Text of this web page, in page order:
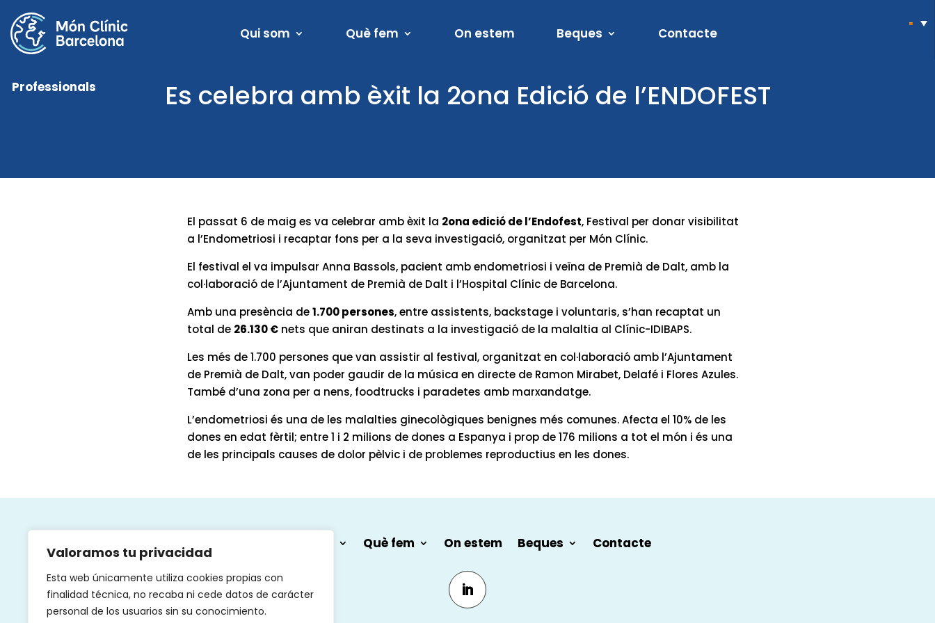
Valoramos tu privacidad
Esta web únicamente utiliza cookies propias con
finalidad técnica, no recaba ni cede datos de carácter
personal de los usuarios sin su conocimiento.
Qui som Què fem On estem Beques Contacte
Professionals Es celebra amb èxit la 2ona Edició de l’ENDOFEST
El passat 6 de maig es va celebrar amb èxit la 2ona edició de l’Endofest, Festival per donar visibilitat
a l’Endometriosi i recaptar fons per a la seva investigació, organitzat per Món Clínic.
El festival el va impulsar Anna Bassols, pacient amb endometriosi i veïna de Premià de Dalt, amb la
col·laboració de l’Ajuntament de Premià de Dalt i l’Hospital Clínic de Barcelona.
Amb una presència de1.700 persones, entre assistents, backstage i voluntaris, s’han recaptat un
total de 26.130 €nets que aniran destinats a la investigació de la malaltia al Clínic-IDIBAPS.
Les més de 1.700 persones que van assistir al festival, organitzat en col·laboració amb l’Ajuntament
de Premià de Dalt, van poder gaudir de la música en directe de Ramon Mirabet, Delafé i Flores Azules.
També d’una zona per a nens, foodtrucks i paradetes amb marxandatge.
L’endometriosi és una de les malalties ginecològiques benignes més comunes. Afecta el 10% de les
dones en edat fèrtil; entre 1 i 2 milions de dones a Espanya i prop de 176 milions a tot el món i és una
de les principals causes de dolor pèlvic i de problemes reproductius en les dones.
Què fem On estem Beques Contacte